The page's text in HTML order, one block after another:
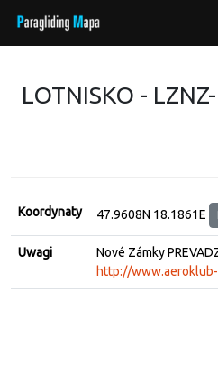
LOTNISKO -
Koordynaty 47.9608N 18.1861E
Uwagi
Nové Zámky
http://